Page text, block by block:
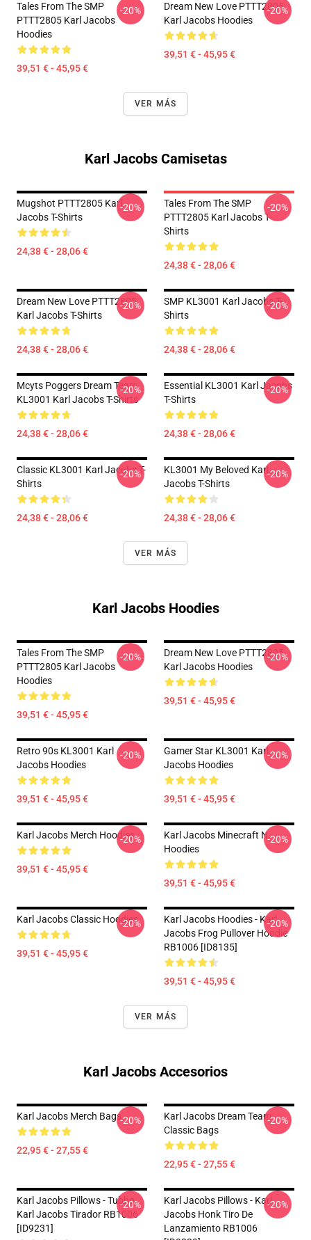
Tales From The SMP
PTTT2805 Karl Jacobs
Hoodies
39,51 € - 45,95 €
-20%
Dream New Love PTTT2805
Karl Jacobs Hoodies
39,51 € - 45,95 €
-20%
VER MÁS
Karl Jacobs Camisetas
Mugshot PTTT2805 Karl
Jacobs T-Shirts
24,38 € - 28,06 €
-20%
Tales From The SMP
PTTT2805 Karl Jacobs T-
Shirts
24,38 € - 28,06 €
-20%
Dream New Love PTTT2805
Karl Jacobs T-Shirts
24,38 € - 28,06 €
-20%
SMP KL3001 Karl Jacobs T-
Shirts
24,38 € - 28,06 €
-20%
Mcyts Poggers Dream Team
KL3001 Karl Jacobs T-Shirts
24,38 € - 28,06 €
-20%
Essential KL3001 Karl Jacobs
T-Shirts
24,38 € - 28,06 €
-20%
Classic KL3001 Karl Jacobs T-
Shirts
24,38 € - 28,06 €
-20%
KL3001 My Beloved Karl
Jacobs T-Shirts
24,38 € - 28,06 €
-20%
VER MÁS
Karl Jacobs Hoodies
Tales From The SMP
PTTT2805 Karl Jacobs
Hoodies
39,51 € - 45,95 €
-20%
Dream New Love PTTT2805
Karl Jacobs Hoodies
39,51 € - 45,95 €
-20%
Retro 90s KL3001 Karl
Jacobs Hoodies
39,51 € - 45,95 €
-20%
Gamer Star KL3001 Karl
Jacobs Hoodies
39,51 € - 45,95 €
-20%
Karl Jacobs Merch Hoodies
39,51 € - 45,95 €
-20%
Karl Jacobs Minecraft N
Hoodies
39,51 € - 45,95 €
-20%
Karl Jacobs Classic Hoodies
39,51 € - 45,95 €
-20%
Karl Jacobs Hoodies - Karl
Jacobs Frog Pullover Hoodie
RB1006 [ID8135]
39,51 € - 45,95 €
-20%
VER MÁS
Karl Jacobs Accesorios
Karl Jacobs Merch Bags
22,95 € - 27,55 €
-20%
Karl Jacobs Dream Team
Classic Bags
22,95 € - 27,55 €
-20%
Karl Jacobs Pillows - Tubbo
Karl Jacobs Tirador RB1006
[ID9231]
-20%
Karl Jacobs Pillows - Karl
Jacobs Honk Tiro De
Lanzamiento RB1006
-20%